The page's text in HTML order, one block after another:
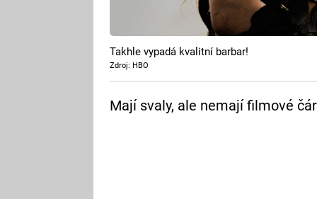
Takhle vypadá kvalitní barbar!
Zdroj: HBO
Mají svaly, ale nemají filmové